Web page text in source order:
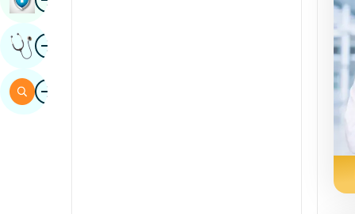
ImagePridobite Strokovno Mnenje
ImageIskalnik